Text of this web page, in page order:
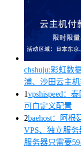
chshuju:彩虹数
浦、沙田云主
1vpshispeed：
可自定义配置
2baehost：阿
VPS、独立服
服务器只需要